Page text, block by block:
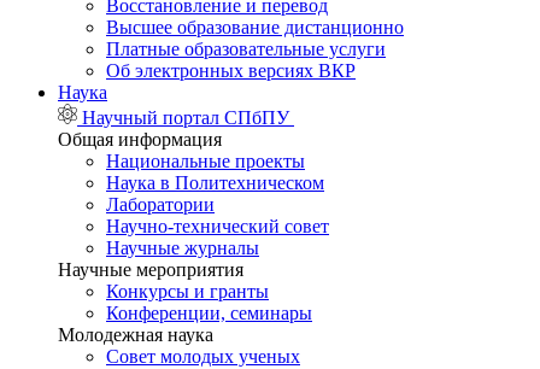
Восстановление и перевод
Высшее образование дистанционно
Платные образовательные услуги
Об электронных версиях ВКР
Наука
Научный портал СПбПУ
Общая информация
Национальные проекты
Наука в Политехническом
Лаборатории
Научно-технический совет
Научные журналы
Научные мероприятия
Конкурсы и гранты
Конференции, семинары
Молодежная наука
Совет молодых ученых